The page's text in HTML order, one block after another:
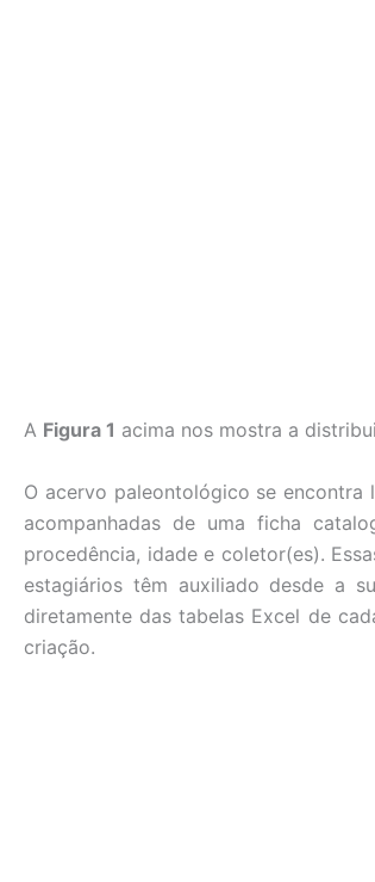
A Figura 1 acima nos mostra a
O acervo paleontológico se encontra
acompanhadas de uma ficha
procedência, idade e coletor(es).
estagiários têm auxiliado desde a
diretamente das tabelas Excel de
criação.